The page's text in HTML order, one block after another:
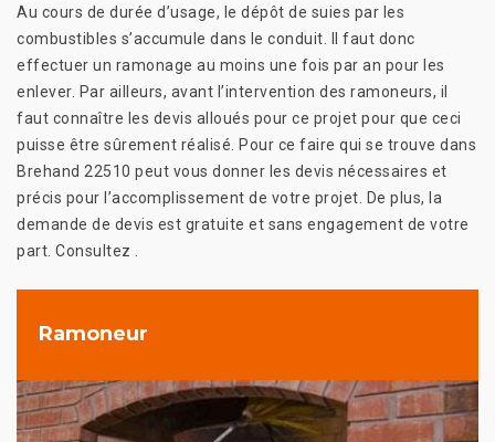
Au cours de durée d’usage, le dépôt de suies par les
combustibles s’accumule dans le conduit. Il faut donc
effectuer un ramonage au moins une fois par an pour les
enlever. Par ailleurs, avant l’intervention des ramoneurs, il
faut connaître les devis alloués pour ce projet pour que ceci
puisse être sûrement réalisé. Pour ce faire qui se trouve dans
Brehand 22510 peut vous donner les devis nécessaires et
précis pour l’accomplissement de votre projet. De plus, la
demande de devis est gratuite et sans engagement de votre
part. Consultez .
Ramoneur